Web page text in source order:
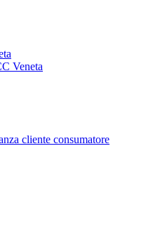
Veneta
cliente consumatore